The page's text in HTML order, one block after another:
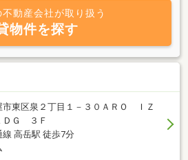
ら、きっといい仕事をして見せます。お
立ち寄り下さい。
不動産会社が取り扱う
物件を探す
市東区泉２丁目１－３０ＡＲＯ ＩＺ
ＤＧ ３Ｆ
高岳駅 徒歩7分